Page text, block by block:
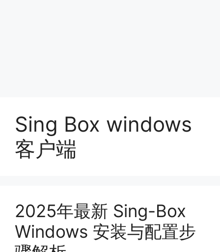
Sing Box windows
客户端
2025年最新 Sing-Box
Windows 安装与配置步